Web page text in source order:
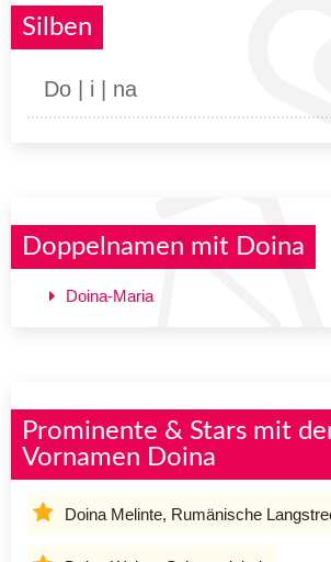
Silben
Do | i | na
Doppelnamen mit Doina
Doina-Maria
Prominente & Stars mit
Vornamen Doina
Doina Melinte, Rumänische